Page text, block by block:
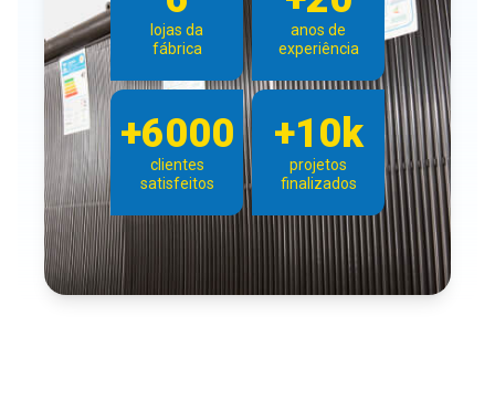
lojas da
fábrica
anos de
experiência
+6000
clientes
satisfeitos
+10k
projetos
finalizados